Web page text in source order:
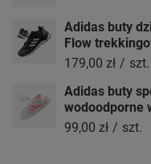
Adidas buty
Flow
179,00 zł / szt.
Adidas buty
wodoodporne
99,00 zł / szt.